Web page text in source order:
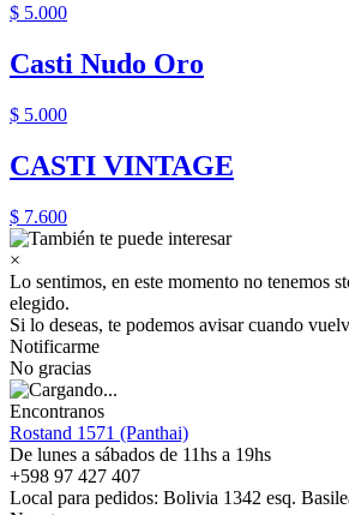
$ 5.000
Casti Nudo Oro
$ 5.000
CASTI VINTAGE
$ 7.600
×
Lo sentimos, en este momento no tenemos
elegido.
Si lo deseas, te podemos avisar cuando
Notificarme
No gracias
Encontranos
Rostand 1571 (Panthai)
De lunes a sábados de 11hs a 19hs
+598 97 427 407
Local para pedidos: Bolivia 1342 esq.